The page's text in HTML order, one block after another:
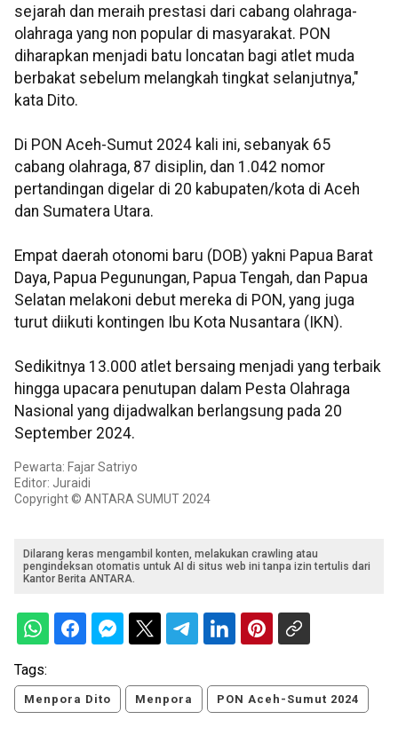
sejarah dan meraih prestasi dari cabang olahraga-
olahraga yang non popular di masyarakat. PON
diharapkan menjadi batu loncatan bagi atlet muda
berbakat sebelum melangkah tingkat selanjutnya,"
kata Dito.
Di PON Aceh-Sumut 2024 kali ini, sebanyak 65
cabang olahraga, 87 disiplin, dan 1.042 nomor
pertandingan digelar di 20 kabupaten/kota di Aceh
dan Sumatera Utara.
Empat daerah otonomi baru (DOB) yakni Papua Barat
Daya, Papua Pegunungan, Papua Tengah, dan Papua
Selatan melakoni debut mereka di PON, yang juga
turut diikuti kontingen Ibu Kota Nusantara (IKN).
Sedikitnya 13.000 atlet bersaing menjadi yang terbaik
hingga upacara penutupan dalam Pesta Olahraga
Nasional yang dijadwalkan berlangsung pada 20
September 2024.
Pewarta: Fajar Satriyo
Editor: Juraidi
Copyright © ANTARA SUMUT 2024
Dilarang keras mengambil konten, melakukan crawling atau
pengindeksan otomatis untuk AI di situs web ini tanpa izin tertulis dari
Kantor Berita ANTARA.
Tags:
Menpora Dito Menpora PON Aceh-Sumut 2024